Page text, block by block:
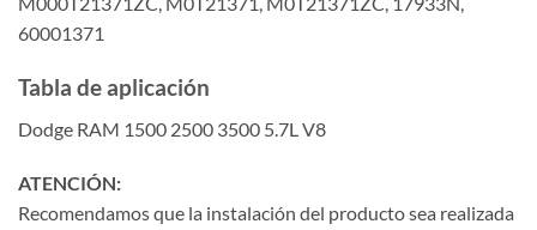
60001371
Tabla de aplicación
Dodge RAM 1500 2500 3500 5.7L V8
ATENCIÓN:
Recomendamos que la instalación del producto sea realizada